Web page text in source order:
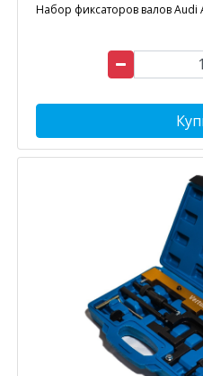
Набор фиксаторов валов Audi